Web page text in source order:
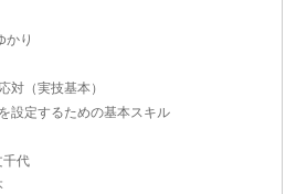
かり
客応対
対（実技基本）
）を設定するための基本スキル
千代